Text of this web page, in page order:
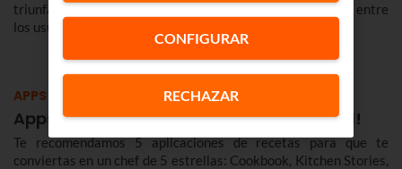
triunfará en Internet. Repasamos las ‘apps’ que triunfan entre
los usuarios de menos edad.
APPS
Apps para ser un gran chef... ¡en Navidad!
Te recomendamos 5 aplicaciones de recetas para que te
conviertas en un chef de 5 estrellas: Cookbook, Kitchen Stories,
CONFIGURAR
RECHAZAR